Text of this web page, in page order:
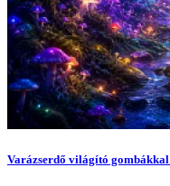
Varázserdő világító